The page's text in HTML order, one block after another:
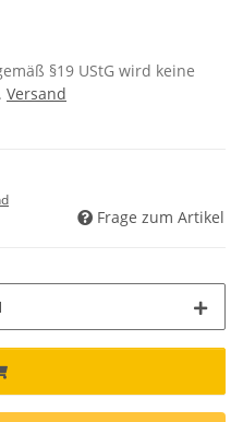
§19 UStG wird keine
Versand
Frage zum Artikel